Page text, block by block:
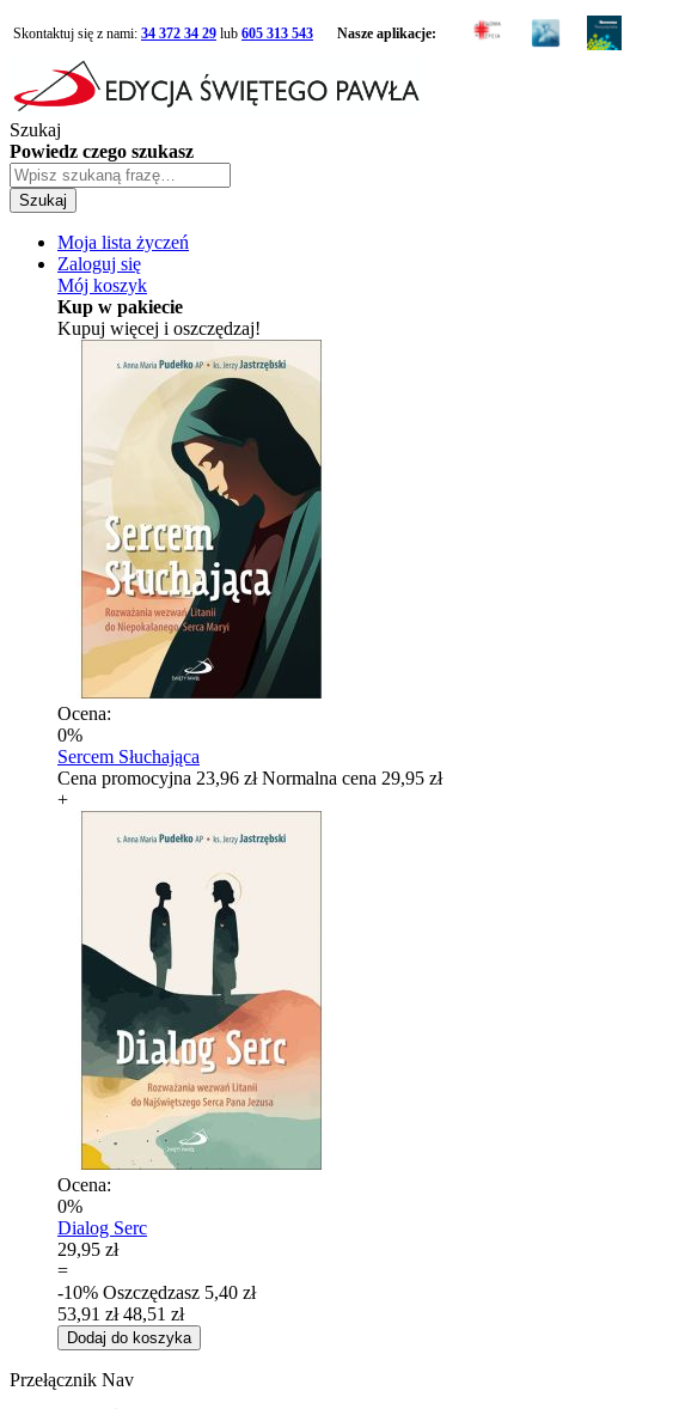
Skontaktuj się z nami: 34 372 34 29 lub 605 313 543 Nasze aplikacje:
Szukaj
Powiedz czego szukasz
Szukaj
Moja lista życzeń
Zaloguj się
Mój koszyk
Kup w pakiecie
Kupuj więcej i oszczędzaj!
Ocena:
0%
Sercem Słuchająca
Cena promocyjna 23,96 zł Normalna cena 29,95 zł
+
Ocena:
0%
Dialog Serc
29,95 zł
=
-10% Oszczędzasz 5,40 zł
53,91 zł 48,51 zł
Dodaj do koszyka
Przełącznik Nav